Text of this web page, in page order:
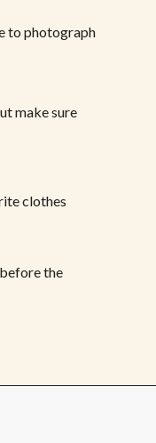
to photograph
make sure
clothes
the